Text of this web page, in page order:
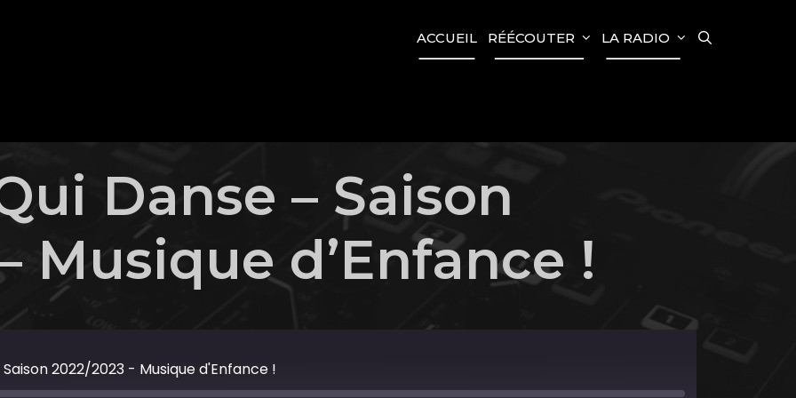
ACCUEIL RÉÉCOUTER LA RADIO
Danse – Saison
Musique d’Enfance !
2022/2023 - Musique d'Enfance !